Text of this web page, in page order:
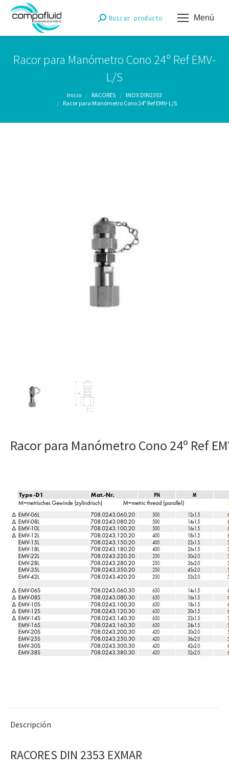
Menú
Buscar:Buscar producto
Racor para Manómetro Cono 24º Ref EMV-
L/S
Inicio RACORES
INOX DIN2353
Racor para Manómetro Cono 24º Ref EMV-L/S
Racor para Manómetro Cono 24º Ref
Descripción
RACORES DIN 2353 EXMAR